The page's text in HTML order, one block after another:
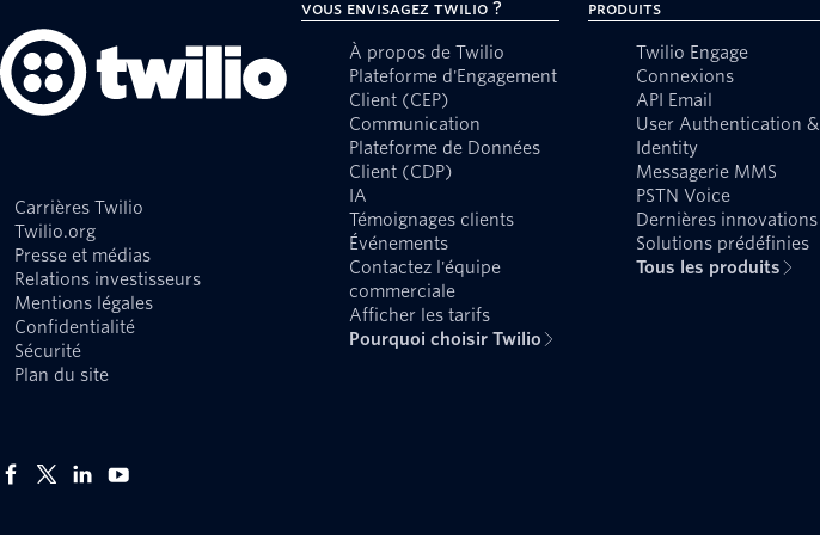
Carrières Twilio
Twilio.org
Presse et médias
Relations investisseurs
Mentions légales
Confidentialité
Sécurité
Plan du site
Vous envisagez Twilio ?
À propos de Twilio
Plateforme d'Engagement
Client (CEP)
Communication
Plateforme de Données
Client (CDP)
IA
Témoignages clients
Événements
Contactez l'équipe
commerciale
Afficher les tarifs
Pourquoi choisir Twilio
Produits
Twilio Engage
Connexions
API Email
User Authentication &
Identity
Messagerie MMS
PSTN Voice
Dernières innovations
Solutions prédéfinies
Tous les produits